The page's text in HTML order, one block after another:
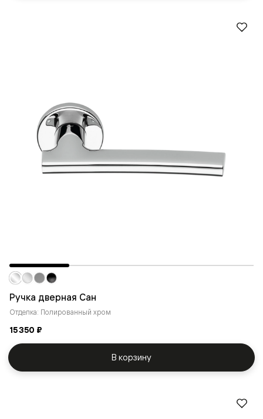
Ручка дверная Сан
Отделка: Полированный хром
15 350 ₽
В корзину